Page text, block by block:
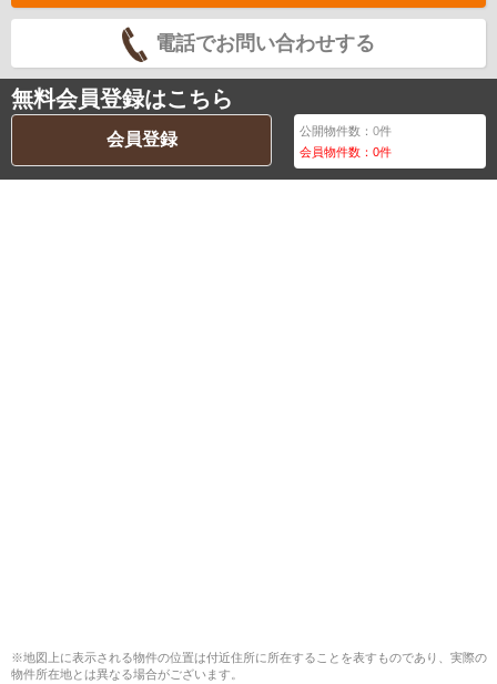
電話でお問い合わせする
無料会員登録はこちら
会員登録 公開物件数：0件
会員物件数：0件
※地図上に表示される物件の位置は付近住所に所在することを表すものであり、実際の
物件所在地とは異なる場合がございます。